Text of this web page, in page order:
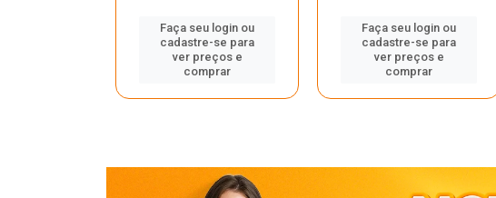
Faça seu login ou
cadastre-se para
ver preços e
comprar
Faça seu login ou
cadastre-se para
ver preços e
comprar